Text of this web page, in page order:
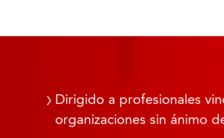
Dirigido a profesionales
organizaciones sin ánimo